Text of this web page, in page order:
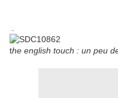
the english touch : un peu